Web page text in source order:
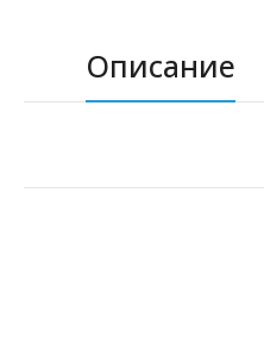
Описание